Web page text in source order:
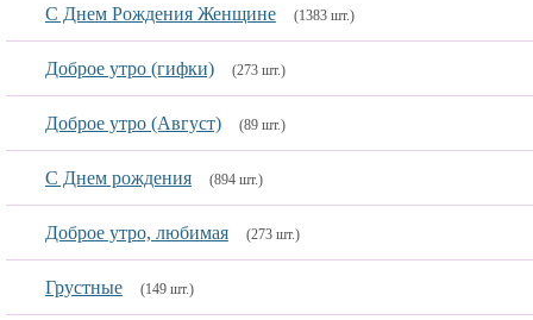
С Днем Рождения Женщине (1383 шт.)
Доброе утро (гифки) (273 шт.)
Доброе утро (Август) (89 шт.)
С Днем рождения (894 шт.)
Доброе утро, любимая (273 шт.)
Грустные (149 шт.)